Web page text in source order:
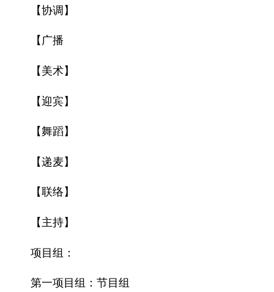
【协调】
【广播
【美术】
【迎宾】
【舞蹈】
【递麦】
【联络】
【主持】
项目组：
第一项目组：节目组